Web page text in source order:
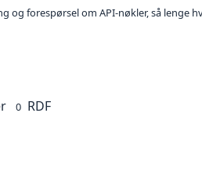
forespørsel om API-nøkler, så lenge
0 RDF